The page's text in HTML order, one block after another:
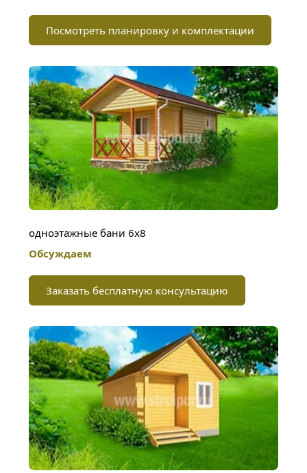
Посмотреть планировку и комплектации
одноэтажные бани 6х8
Обсуждаем
Заказать бесплатную консультацию